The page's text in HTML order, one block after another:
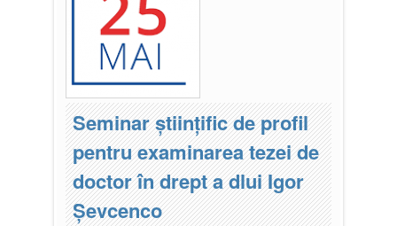
Seminar științific de profil
pentru examinarea tezei de
doctor în drept a dlui Igor
Șevcenco